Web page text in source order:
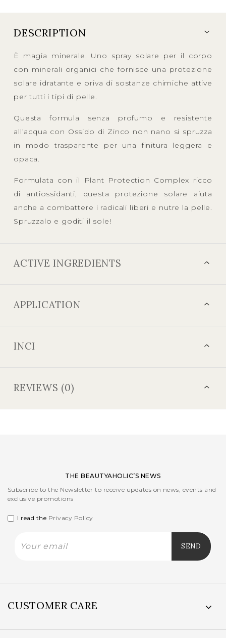
DESCRIPTION
È magia minerale. Uno spray solare per il corpo
con minerali organici che fornisce una protezione
solare idratante e priva di sostanze chimiche attive
per tutti i tipi di pelle.
Questa formula senza profumo e resistente
all’acqua con Ossido di Zinco non nano si spruzza
in modo trasparente per una finitura leggera e
opaca.
Formulata con il Plant Protection Complex ricco
di antiossidanti, questa protezione solare aiuta
anche a combattere i radicali liberi e nutre la pelle.
Spruzzalo e goditi il sole!
ACTIVE INGREDIENTS
APPLICATION
INCI
REVIEWS (0)
THE BEAUTYAHOLIC’S NEWS
Subscribe to the Newsletter to receive updates on news, events and
exclusive promotions
I read the Privacy Policy
CUSTOMER CARE